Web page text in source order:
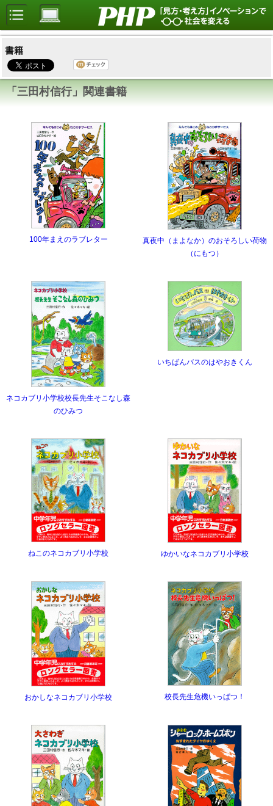
書籍
「三田村信行」関連書籍
100年まえのラブレター
真夜中（まよなか）のおそろしい荷物
（にもつ）
ネコカブリ小学校校長先生そこなし森
のひみつ
いちばんバスのはやおきくん
ねこのネコカブリ小学校 ゆかいなネコカブリ小学校
おかしなネコカブリ小学校 校長先生危機いっぱつ！